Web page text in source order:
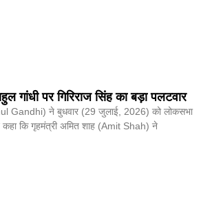
गांधी पर गिरिराज सिंह का बड़ा पलटवार
Gandhi) ने बुधवार (29 जुलाई, 2026) को लोकसभा
कहा कि गृहमंत्री अमित शाह (Amit Shah) ने